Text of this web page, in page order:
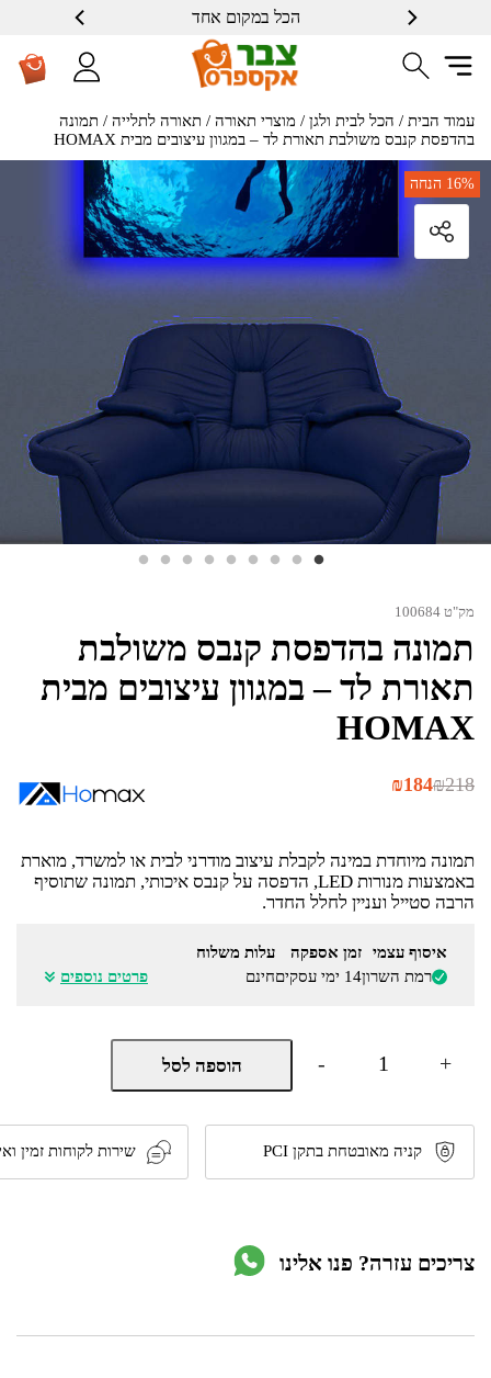
הכל במקום אחד
עמוד הבית / הכל לבית ולגן / מוצרי תאורה / תאורה לתלייה / תמונה
בהדפסת קנבס משולבת תאורת לד – במגוון עיצובים מבית HOMAX
16% הנחה
מק"ט 100684
תמונה בהדפסת קנבס משולבת
תאורת לד – במגוון עיצובים מבית
HOMAX
₪218
המחיר
₪184המחיר
תמונה מיוחדת במינה לקבלת עיצוב מודרני לבית או למשרד, מוארת
באמצעות מנורות LED, הדפסה על קנבס איכותי, תמונה שתוסיף
הרבה סטייל ועניין לחלל החדר.
איסוף עצמי
רמת השרון
זמן אספקה
14 ימי עסקים
עלות משלוח
חינם
פרטים נוספים
-
כמות
תמונה
קנבס
משולבת
תאורת
לד
עיצובים
מבית
+ הוספה לסל
קניה מאובטחת בתקן PCI שירות לקוחות זמין
צריכים עזרה? פנו אלינו